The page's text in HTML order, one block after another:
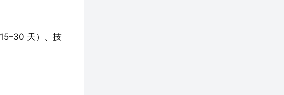
天）、技